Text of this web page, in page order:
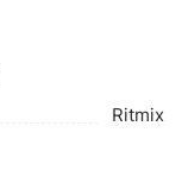
Ritmix